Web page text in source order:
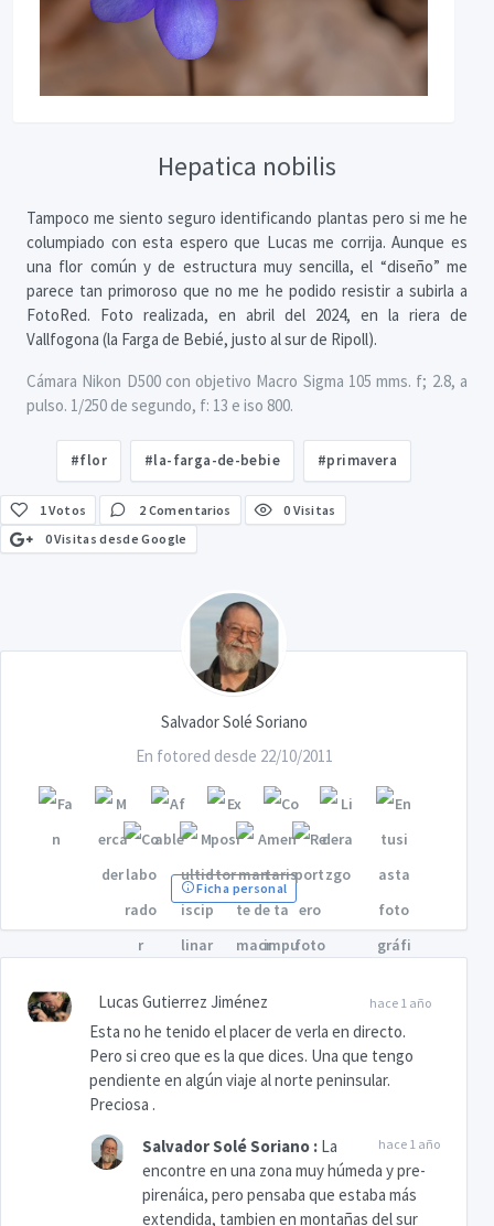
Hepatica nobilis
Tampoco me siento seguro identificando plantas pero si me he
columpiado con esta espero que Lucas me corrija. Aunque es
una flor común y de estructura muy sencilla, el “diseño” me
parece tan primoroso que no me he podido resistir a subirla a
FotoRed. Foto realizada, en abril del 2024, en la riera de
Vallfogona (la Farga de Bebié, justo al sur de Ripoll).
Cámara Nikon D500 con objetivo Macro Sigma 105 mms. f; 2.8, a
pulso. 1/250 de segundo, f: 13 e iso 800.
#flor #la-farga-de-bebie #primavera
1 Votos 2 Comentarios
0 Visitas
0 Visitas desde Google
Salvador Solé Soriano
En fotored desde 22/10/2011
Ficha personal
hace 1 año
Lucas Gutierrez Jiménez
Esta no he tenido el placer de verla en directo.
Pero si creo que es la que dices. Una que tengo
pendiente en algún viaje al norte peninsular.
Preciosa .
Salvador Solé Soriano : hace 1 año
La
encontre en una zona muy húmeda y pre-
pirenáica, pero pensaba que estaba más
extendida, tambien en montañas del sur